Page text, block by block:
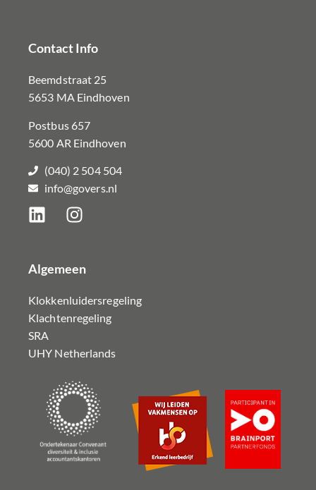
Contact Info
Beemdstraat 25
5653 MA Eindhoven
Postbus 657
5600 AR Eindhoven
(040) 2 504 504
info@govers.nl
Algemeen
Klokkenluidersregeling
Klachtenregeling
SRA
UHY Netherlands